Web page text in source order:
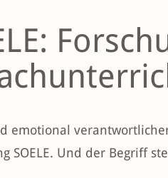
emotional
SOELE. Und der Begriff